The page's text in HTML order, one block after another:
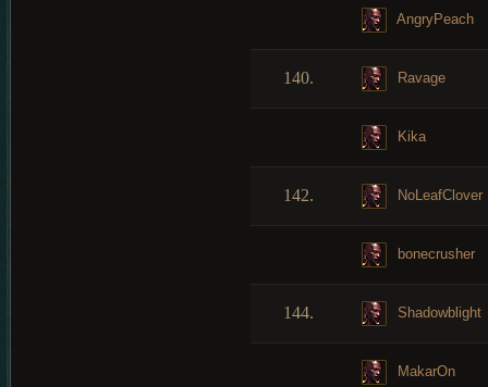
AngryPeach
140. Ravage
Kika
142. NoLeafClover
bonecrusher
144. Shadowblight
MakarOn